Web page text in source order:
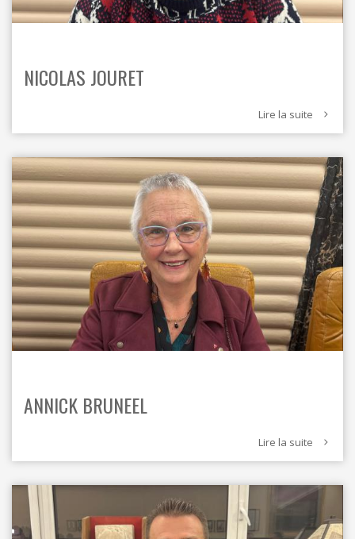
NICOLAS JOURET
Lire la suite
ANNICK BRUNEEL
Lire la suite